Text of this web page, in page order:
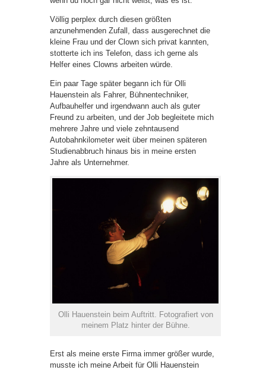
Völlig perplex durch diesen größten
anzunehmenden Zufall, dass ausgerechnet die
kleine Frau und der Clown sich privat kannten,
stotterte ich ins Telefon, dass ich gerne als
Helfer eines Clowns arbeiten würde.
Ein paar Tage später begann ich für Olli
Hauenstein als Fahrer, Bühnentechniker,
Aufbauhelfer und irgendwann auch als guter
Freund zu arbeiten, und der Job begleitete mich
mehrere Jahre und viele zehntausend
Autobahnkilometer weit über meinen späteren
Studienabbruch hinaus bis in meine ersten
Jahre als Unternehmer.
Olli Hauenstein beim Auftritt. Fotografiert von
meinem Platz hinter der Bühne.
Erst als meine erste Firma immer größer wurde,
musste ich meine Arbeit für Olli Hauenstein